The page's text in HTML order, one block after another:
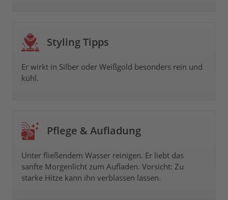
Styling Tipps
Er wirkt in Silber oder Weißgold besonders rein und
kühl.
Pflege & Aufladung
Unter fließendem Wasser reinigen. Er liebt das
sanfte Morgenlicht zum Aufladen. Vorsicht: Zu
starke Hitze kann ihn verblassen lassen.